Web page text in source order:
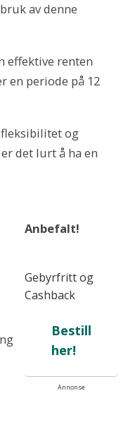
av denne
effektive renten
en periode på 12
og
det lurt å ha en
Anbefalt!
Gebyrfritt og
Cashback
Bestill
her!
Annonse